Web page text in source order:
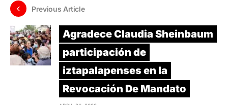
Previous Article
Agradece Claudia Sheinbaum
participación de
iztapalapenses en la
Revocación De Mandato